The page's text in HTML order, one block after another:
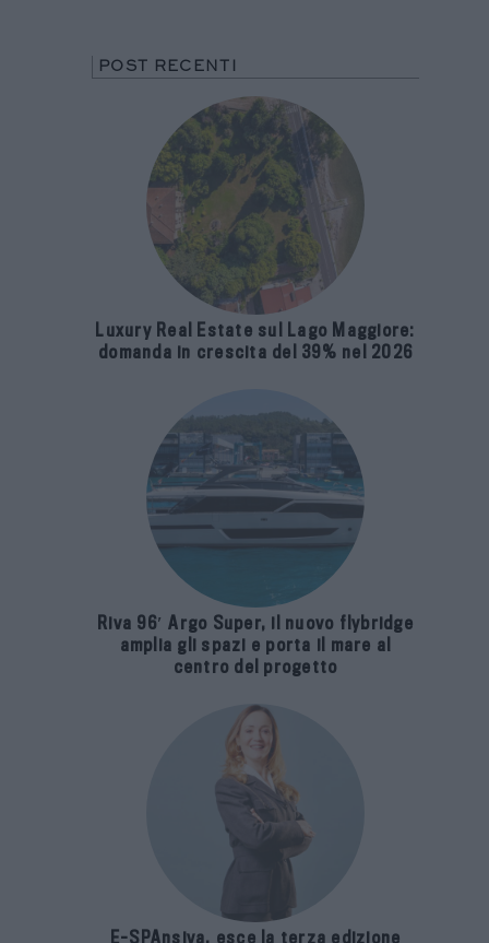
POST RECENTI
Luxury Real Estate sul Lago Maggiore:
domanda in crescita del 39% nel 2026
Riva 96′ Argo Super, il nuovo flybridge
amplia gli spazi e porta il mare al
centro del progetto
E-SPAnsiva, esce la terza edizione